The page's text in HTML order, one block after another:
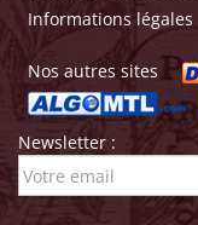
Informations légales
Nos autres sites
Newsletter :